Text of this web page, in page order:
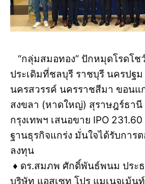
“กลุ่มสมอทอง” ปักหมุดโรดโช
ประเดิมที่ชลบุรี ราชบุรี นครปฐ
นครสวรรค์ นครราชสีมา ขอนแ
สงขลา (หาดใหญ่) สุราษฎร์ธา
กรุงเทพฯ เสนอขาย IPO
ฐานธุรกิจแกร่ง มั่นใจได้รับการ
ลงทุน
♦️ ดร.สมภพ ศักดิ์พันธ์พนม ประ
บริษัท แอสเซท โปร แมเนจเม้น